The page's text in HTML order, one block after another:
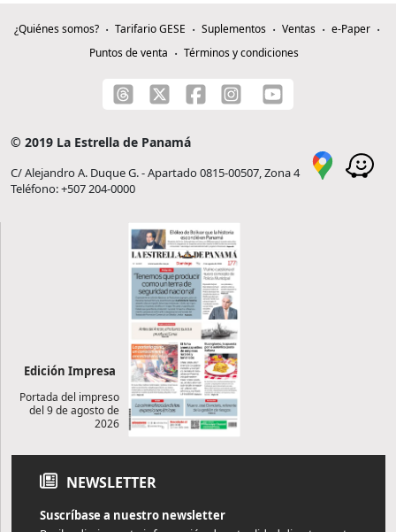
¿Quiénes somos? Tarifario GESE Suplementos Ventas
e-Paper
Puntos de venta
Términos y condiciones
© 2019 La Estrella de Panamá
C/ Alejandro A. Duque G. - Apartado 0815-00507, Zona 4
Teléfono: +507 204-0000
Edición Impresa
Portada del impreso
del 9 de agosto de
2026
NEWSLETTER
Suscríbase a nuestro newsletter